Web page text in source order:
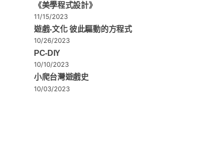
《美學程式設計》
11/15/2023
遊戲-文化 彼此驅動的方程式
10/26/2023
PC-DIY
10/10/2023
小爬台灣遊戲史
10/03/2023